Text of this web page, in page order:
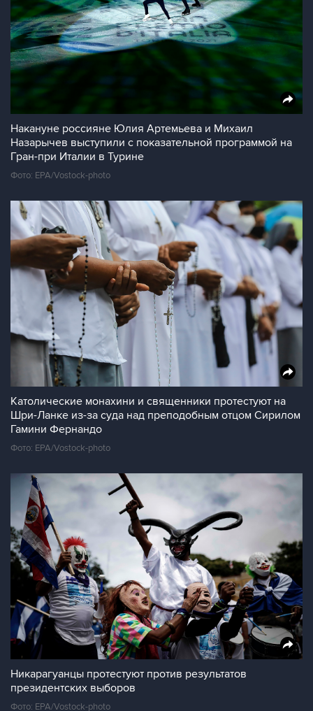
Накануне россияне Юлия Артемьева и Михаил
Назарычев выступили с показательной программой на
Гран-при Италии в Турине
Фото: EPA/Vostock-photo
Католические монахини и священники протестуют на
Шри-Ланке из-за суда над преподобным отцом Сирилом
Гамини Фернандо
Фото: EPA/Vostock-photo
Никарагуанцы протестуют против результатов
президентских выборов
Фото: EPA/Vostock-photo